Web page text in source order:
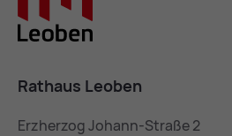
Rathaus Leoben
Erzherzog Johann-Straße 2